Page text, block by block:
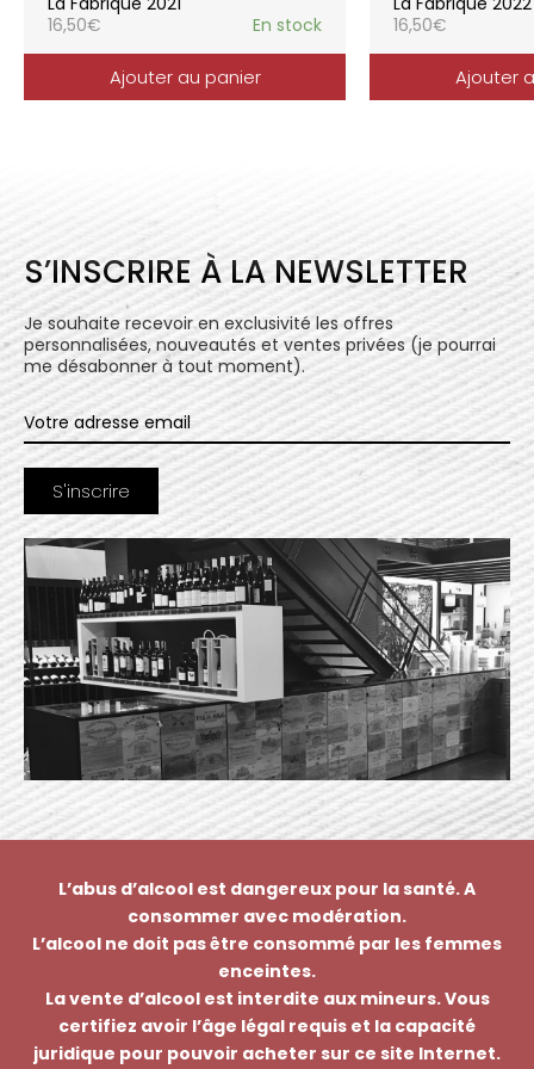
16,50€ En stock
Ajouter au panier
16,50€
Ajouter
S’INSCRIRE À LA NEWSLETTER
Je souhaite recevoir en exclusivité les offres
personnalisées, nouveautés et ventes privées (je pourrai
me désabonner à tout moment).
L’abus d’alcool est dangereux pour la santé. A
consommer avec modération.
L’alcool ne doit pas être consommé par les femmes
enceintes.
La vente d’alcool est interdite aux mineurs. Vous
certifiez avoir l’âge légal requis et la capacité
juridique pour pouvoir acheter sur ce site Internet.